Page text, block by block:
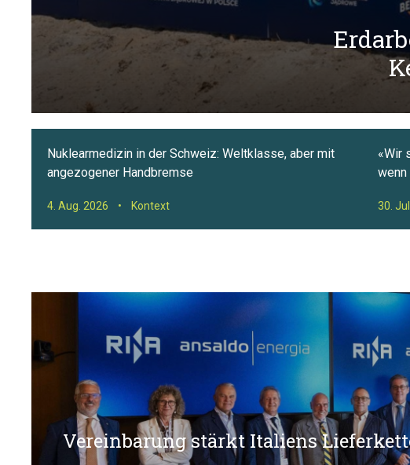
Nuklearmedizin in der Schweiz: Weltklasse, aber mit
angezogener Handbremse
4. Aug. 2026 • Kontext
«Wir
30.
Vereinbarung stärkt Italiens